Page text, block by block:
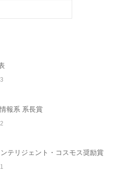
報系 系長賞
テリジェント・コスモス奨励賞